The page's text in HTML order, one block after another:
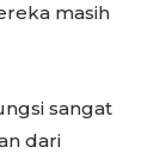
masih
sangat
dari